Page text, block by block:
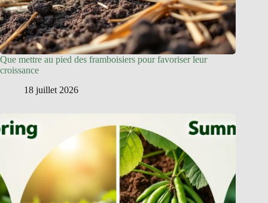
Que mettre au pied des framboisiers pour favoriser leur
croissance
18 juillet 2026